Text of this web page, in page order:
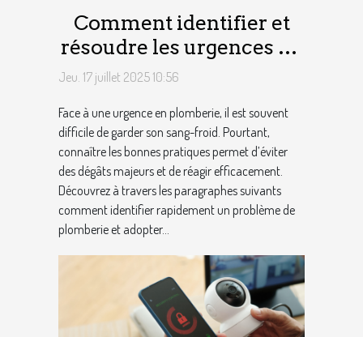
Comment identifier et
résoudre les urgences en
plomberie ?
Jeu. 17 juillet 2025 10:56
Face à une urgence en plomberie, il est souvent
difficile de garder son sang-froid. Pourtant,
connaître les bonnes pratiques permet d’éviter
des dégâts majeurs et de réagir efficacement.
Découvrez à travers les paragraphes suivants
comment identifier rapidement un problème de
plomberie et adopter...